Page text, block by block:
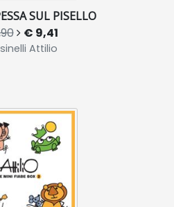
SUL PISELLO
€ 9,41
Attilio